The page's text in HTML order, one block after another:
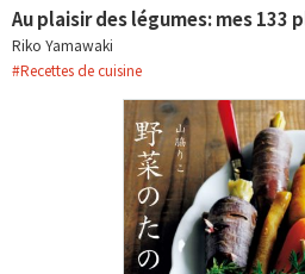
Au plaisir des légumes: mes 133
Riko Yamawaki
#Recettes de cuisine